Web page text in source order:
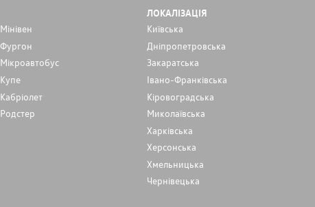
Мінівен
Фургон
Мікроавтобус
Купе
Кабріолет
Родстер
ЛОКАЛІЗАЦІЯ
Київська
Дніпропетровська
Закаратська
Івано-Франківська
Кіровоградська
Миколаївська
Харківська
Херсонська
Хмельницька
Чернівецька